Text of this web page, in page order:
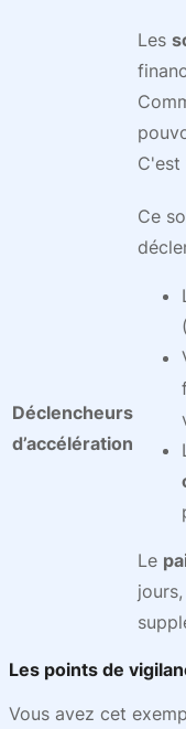
Les
Déclencheurs
d’accélération
Ce
Le
Les points de
Vous avez cet